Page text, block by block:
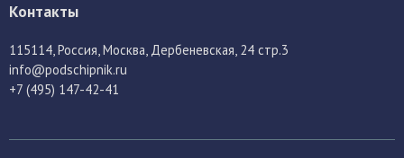
Контакты
115114 , Россия, Москва, Дербеневская, 24 стр.3
info@podschipnik.ru
+7 (495) 147-42-41